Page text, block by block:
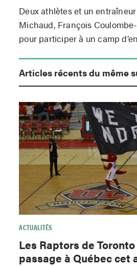
Deux athlètes et un
Michaud, François
pour participer à un camp
Articles récents du même
ACTUALITÉS
Les Raptors de
passage à Québec cet